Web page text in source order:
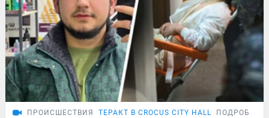
ПРОИСШЕСТВИЯ ТЕРАКТ В CROCUS CITY HALL